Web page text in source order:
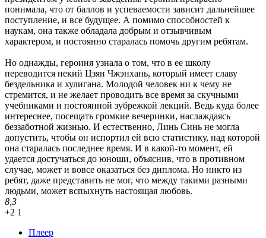
понимала, что от баллов и успеваемости зависит дальнейшее
поступление, и все будущее. А помимо способностей к
наукам, она также обладала добрым и отзывчивым
характером, и постоянно старалась помочь другим ребятам.
Но однажды, героиня узнала о том, что в ее школу
переводится некий Цзян Чжэнхань, который имеет славу
бездельника и хулигана. Молодой человек ни к чему не
стремится, и не желает проводить все время за скучными
учебниками и постоянной зубрежкой лекций. Ведь куда более
интереснее, посещать громкие вечеринки, наслаждаясь
беззаботной жизнью. И естественно, Линь Синь не могла
допустить, чтобы он испортил ей всю статистику, над которой
она старалась последнее время. И в какой-то момент, ей
удается достучаться до юноши, объяснив, что в противном
случае, может и вовсе оказаться без диплома. Но никто из
ребят, даже представить не мог, что между такими разными
людьми, может вспыхнуть настоящая любовь.
8,3
+2 1
Плеер